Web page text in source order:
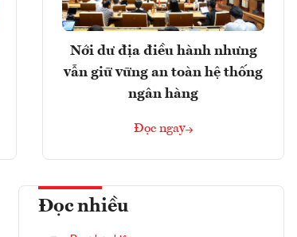
Nới dư địa điều hành nhưng
vẫn giữ vững an toàn hệ thống
ngân hàng
Đọc ngay
Đọc nhiều